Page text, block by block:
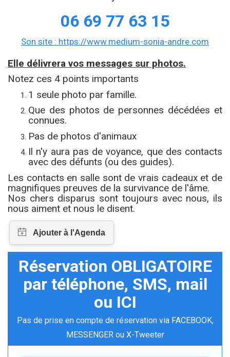
06 69 77 63 15
Son site : https://www.medium-sonia-andre.com
Elle délivrera vos messages sur photos.
Notez ces 4 points importants
1 seule photo par famille.
Que des photos de personnes décédées et
connues.
Pas de photos d'animaux
Il n'y aura pas de voyance, que des contacts
avec des défunts (ou des guides).
Les contacts en salle sont de vrais cadeaux et de
magnifiques preuves de la survivance de l'âme.
Nos chers disparus sont toujours avec nous, ils
nous aiment et nous le disent.
Réservation OBLIGATOIRE
par téléphone, SMS, mail
ou ICI
Pas de prise en compte de réservation via FACEBOOK,
MESSENGER ou X-Tweeter